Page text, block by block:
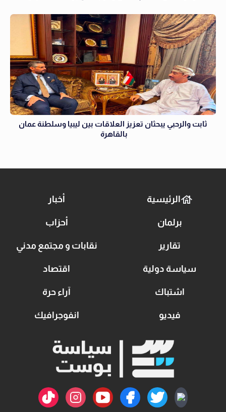
ثابت والرحبي يبحثان تعزيز العلاقات بين ليبيا وسلطنة عمان
بالقاهرة
الرئيسية أخبار
برلمان أحزاب
تقارير نقابات و مجتمع مدني
سياسة دولية اقتصاد
اشتباك آراء حرة
فيديو انفوجرافيك